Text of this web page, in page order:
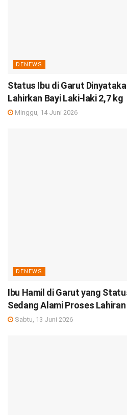
DENEWS
Status Ibu di Garut
Lahirkan Bayi Laki-laki 2,7 kg
Minggu, 14 Juni 2026
DENEWS
Ibu Hamil di Garut yang
Sedang Alami Proses
Sabtu, 13 Juni 2026